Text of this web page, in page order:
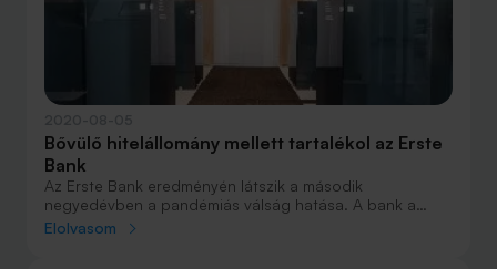
eket befizetéshez is.
Bővülő hitelállomány mellett tartalékol az Erste
Bank
Az Erste Bank eredményén látszik a második
negyedévben a pandémiás válság hatása. A bank a
várható magasabb veszteségekre készülve jelentős
Elolvasom